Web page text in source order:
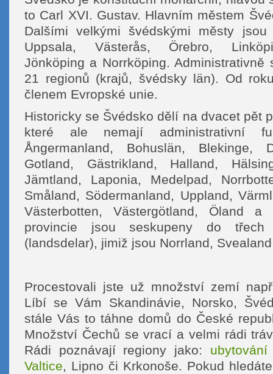
to Carl XVI. Gustav. Hlavním městem
Dalšími velkými švédskými městy jsou
Uppsala, Västerås, Örebro,
Jönköping a Norrköping.
21 regionů (krajů, švédsky län). Od
členem Evropské unie.
Historicky se Švédsko dělí na dvacet pět
které ale nemají administrativní
Ångermanland, Bohuslän, Blekinge,
Gotland, Gästrikland, Halland,
Jämtland, Laponia, Medelpad,
Småland, Södermanland, Uppland,
Västerbotten, Västergötland, Öland a
provincie jsou seskupeny do třech
(landsdelar), jimiž jsou Norrland,
Procestovali jste už množství zemí
Líbí se Vám Skandinávie, Norsko,
stále Vás to táhne domů do České
Množství Čechů se vrací a velmi rádi
Rádi poznávají regiony jako: ubytování
Valtice, Lipno či Krkonoše. Pokud